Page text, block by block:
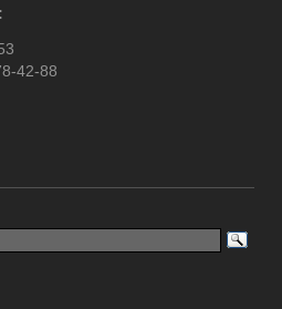
42-88